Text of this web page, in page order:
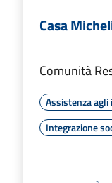
Casa
Comunità
Assistenza
Integrazione